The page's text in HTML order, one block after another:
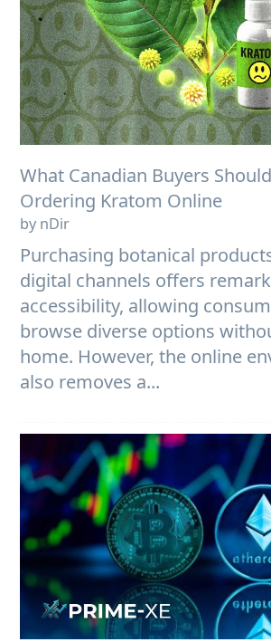
What Canadian Buyers
Ordering Kratom Online
by nDir
Purchasing botanical
digital channels offers
accessibility, allowing
browse diverse options
home. However, the online
also removes a...